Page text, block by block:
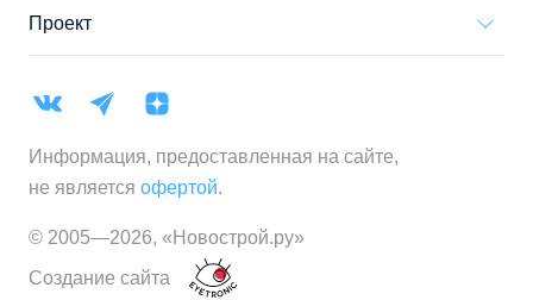
Проект
Информация, предоставленная на сайте,
не является офертой.
© 2005—2026, «Новострой.ру»
Создание сайта